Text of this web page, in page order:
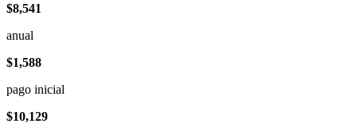
$8,541
anual
$1,588
pago inicial
$10,129